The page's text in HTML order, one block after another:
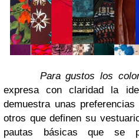
Para gustos los
expresa con claridad la
demuestra unas
otros que definen su
pautas básicas que se